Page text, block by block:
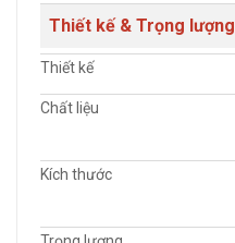
Thiết kế & Trọng lượng
Thiết kế
Chất liệu
Kích thước